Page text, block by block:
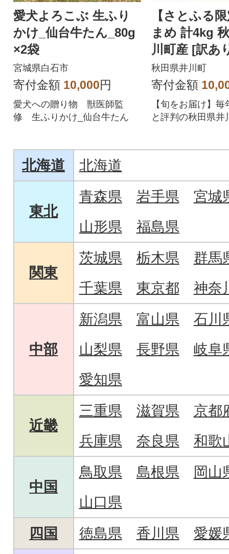
愛犬よろこぶ 生ふり
かけ_仙台牛たん_80g
×2袋
宮城県白石市
寄付金額 10,000円
愛犬への贈り物 獣医師監
修 生ふりかけ_仙台牛たん
【さとふる
まめ 計4kg
川町産 [訳あり無選別
品]
秋田県井川町
寄付金額
【旬をお届け】
と評判の秋田県井
北海道 北海道
東北
青森県 岩手県
宮城
山形県
福島県
関東
茨城県 栃木県
群馬
千葉県
東京都 神奈
中部
新潟県 富山県
石川
山梨県
長野県
岐阜
愛知県
近畿
三重県 滋賀県
京都
兵庫県
奈良県 和歌
中国
鳥取県 島根県
岡山
山口県
四国
徳島県 香川県 愛媛